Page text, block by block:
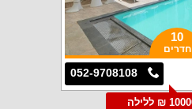
10
חדרים
052-9708108
החל מ10000 ₪ ללילה